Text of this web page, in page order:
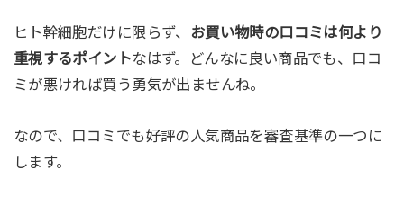
ヒト幹細胞だけに限らず、
お買い物時の口コミは何より
重視するポイントなはず。どんなに良い商品でも、口コ
ミが悪ければ買う勇気が出ませんね。
なので、口コミでも好評の人気商品を審査基準の一つに
します。